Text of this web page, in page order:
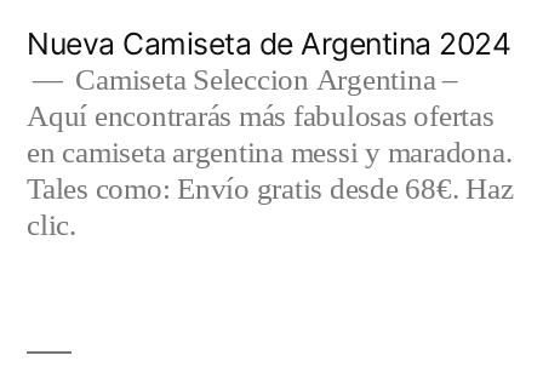
contenido
Nueva Camiseta de Argentina 2024
Camiseta Seleccion Argentina –
Aquí encontrarás más fabulosas ofertas
en camiseta argentina messi y maradona.
Tales como: Envío gratis desde 68€. Haz
clic.